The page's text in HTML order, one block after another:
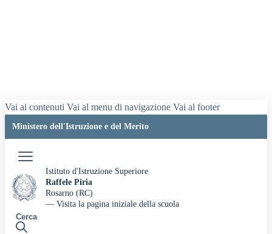
Vai ai contenuti Vai al menu di navigazione Vai al footer
Ministero dell'Istruzione e del Merito
Istituto d'Istruzione Superiore
Raffele Piria
Rosarno (RC)
— Visita la pagina iniziale della scuola
Cerca